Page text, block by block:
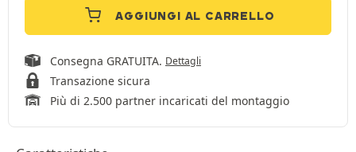
AGGIUNGI AL CARRELLO
Consegna GRATUITA. Dettagli
Transazione sicura
Più di 2.500 partner incaricati del montaggio